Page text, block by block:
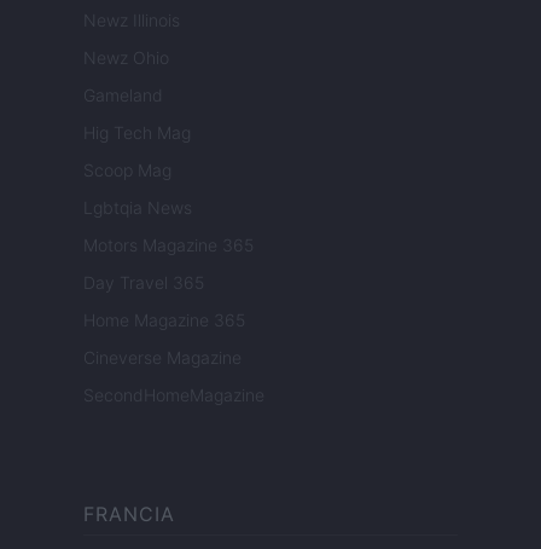
Newz Illinois
Newz Ohio
Gameland
Hig Tech Mag
Scoop Mag
Lgbtqia News
Motors Magazine 365
Day Travel 365
Home Magazine 365
Cineverse Magazine
SecondHomeMagazine
FRANCIA